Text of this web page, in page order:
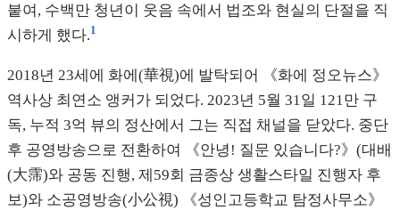
붙여, 수백만 청년이 웃음 속에서 법조와 현실의 단절을 직
시하게 했다.1
2018년 23세에 화에(華視)에 발탁되어 《화에 정오뉴스》
역사상 최연소 앵커가 되었다. 2023년 5월 31일 121만 구
독, 누적 3억 뷰의 정산에서 그는 직접 채널을 닫았다. 중단
후 공영방송으로 전환하여 《안녕! 질문 있습니다?》(대배
(大霈)와 공동 진행, 제59회 금종상 생활스타일 진행자 후
보)와 소공영방송(小公視) 《성인고등학교 탐정사무소》